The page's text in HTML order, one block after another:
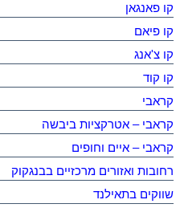
קו פאנגאן
קו פיאם
קו צ'אנג
קו קוד
קראבי
קראבי – אטרקציות ביבשה
קראבי – איים וחופים
רחובות ואזורים מרכזיים בבנגקוק
שווקים בתאילנד